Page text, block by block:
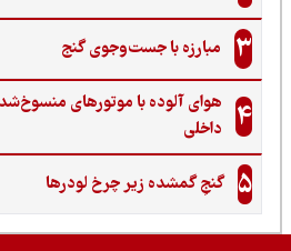
مبارزه با جست‌وجوی گنج‌
هوای آلوده با موتورهای منسوخ‌شده و
داخلی
گنجِ گمشده زیر چرخ لودرها